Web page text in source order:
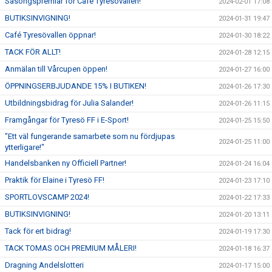
BUTIKSINVIGNING! 2024-01-31 19:47
Café Tyresövallen öppnar! 2024-01-30 18:22
TACK FÖR ALLT! 2024-01-28 12:15
Anmälan till Vårcupen öppen! 2024-01-27 16:00
ÖPPNINGSERBJUDANDE 15% I BUTIKEN! 2024-01-26 17:30
Utbildningsbidrag för Julia Salander! 2024-01-26 11:15
Framgångar för Tyresö FF i E-Sport! 2024-01-25 15:50
"Ett väl fungerande samarbete som nu fördjupas
ytterligare!"
2024-01-25 11:00
Handelsbanken ny Officiell Partner! 2024-01-24 16:04
Praktik för Elaine i Tyresö FF! 2024-01-23 17:10
SPORTLOVSCAMP 2024! 2024-01-22 17:33
BUTIKSINVIGNING! 2024-01-20 13:11
Tack för ert bidrag! 2024-01-19 17:30
TACK TOMAS OCH PREMIUM MÅLERI! 2024-01-18 16:37
Dragning Andelslotteri 2024-01-17 15:00